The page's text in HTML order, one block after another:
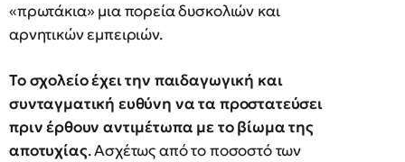
«πρωτάκια» μια πορεία δυσκολιών και
αρνητικών εμπειριών.
Το σχολείο έχει την παιδαγωγική και
συνταγματική ευθύνη να τα προστατεύσει
πριν έρθουν αντιμέτωπα με το βίωμα της
αποτυχίας. Ασχέτως από το ποσοστό των